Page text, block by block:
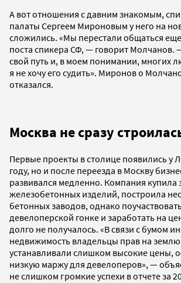
А вот отношения с давним знакомым,
палаты Сергеем Мироновым у него на
сложились. «Мы перестали общаться еще
поста спикера СФ, — говорит Молчанов.
свой путь и, в моем понимании, многих
я не хочу его судить». Миронов о
отказался.
Москва не сразу
Первые проекты в столице появились у
году, но и после переезда в Москву
развивался медленно. Компания купила
железобетонных изделий, построила
бетонных заводов, однако
девелоперской гонке и заработать на
долго не получалось. «В связи с бумом
недвижимость владельцы прав на землю
устанавливали слишком высокие цены,
низкую маржу для девелоперов», —
не слишком громкие успехи в отчете за